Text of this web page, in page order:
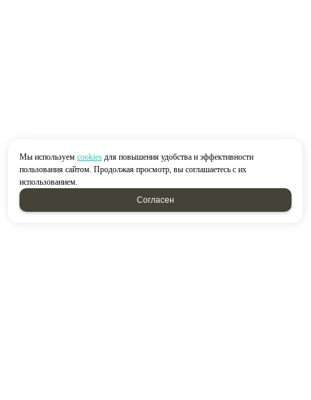
Мы используем cookies для повышения удобства и эффективности
пользования сайтом. Продолжая просмотр, вы соглашаетесь с их
использованием.
Согласен